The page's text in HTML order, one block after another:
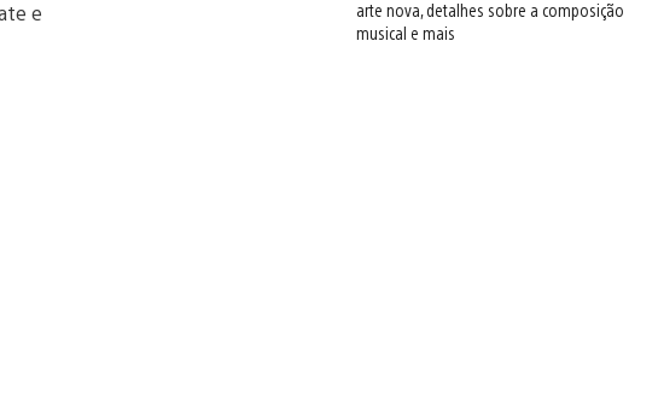
e
arte nova, detalhes sobre a composição
musical e mais